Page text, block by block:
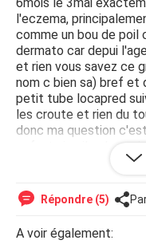
l'eczema,
comme un bou de poil
dermato car depui
et rien vous savez ce
nom c bien sa) bref et
petit tube locapred
les croute et rien du
donc ma question
enfant si oui! qu'es
il a rdv jeudi chez le
je pourrai lavoir pour
me donneron une
Répondre (5)
A voir également: